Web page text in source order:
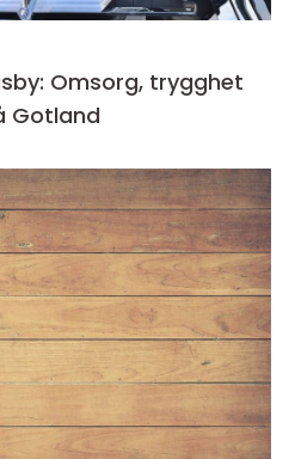
Omsorg, trygghet
Gotland